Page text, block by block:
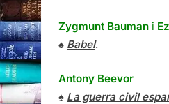
Zygmunt Bauman i
♠ Babel.
Antony Beevor
♠ La guerra civil